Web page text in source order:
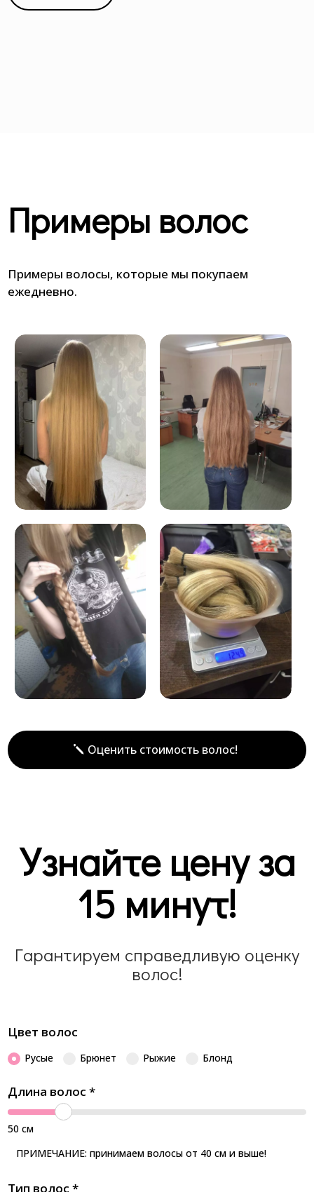
Примеры волос
Примеры волосы, которые мы покупаем
ежедневно.
Оценить стоимость волос!
Узнайте цену за
15 минут!
Гарантируем справедливую оценку
волос!
Цвет волос
Русые Брюнет Рыжие Блонд
Длина волос*
50 см
ПРИМЕЧАНИЕ: принимаем волосы от 40 см и выше!
Тип волос*